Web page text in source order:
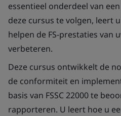
essentieel onderdeel van
deze cursus te volgen, leert
helpen de FS-prestaties van
verbeteren.
Deze cursus ontwikkelt de
de conformiteit en
basis van FSSC 22000 te
rapporteren. U leert hoe u